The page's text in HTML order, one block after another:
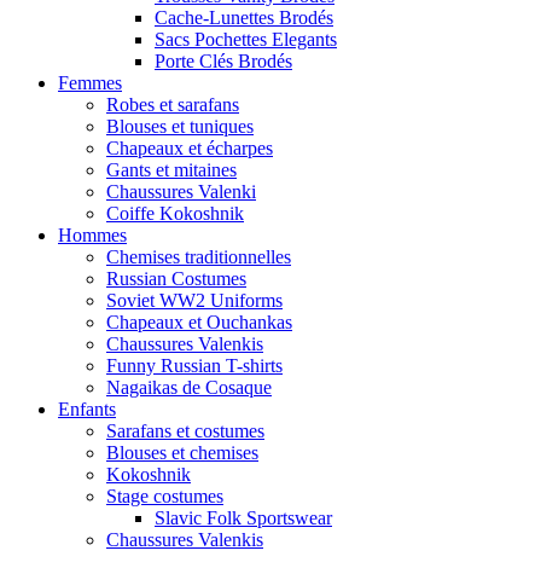
Cache-Lunettes Brodés
Sacs Pochettes Elegants
Porte Clés Brodés
Femmes
Robes et sarafans
Blouses et tuniques
Chapeaux et écharpes
Gants et mitaines
Chaussures Valenki
Coiffe Kokoshnik
Hommes
Chemises traditionnelles
Russian Costumes
Soviet WW2 Uniforms
Chapeaux et Ouchankas
Chaussures Valenkis
Funny Russian T-shirts
Nagaikas de Cosaque
Enfants
Sarafans et costumes
Blouses et chemises
Kokoshnik
Stage costumes
Slavic Folk Sportswear
Chaussures Valenkis